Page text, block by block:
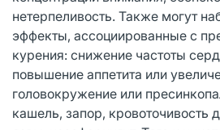
нетерпеливость. Также могут
эффекты, ассоциированные с
курения: снижение частоты
повышение аппетита или
головокружение или
кашель, запор, кровоточивость